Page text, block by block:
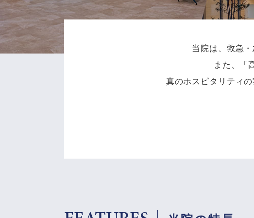
当院は、救急
また、「
真のホスピタリティ